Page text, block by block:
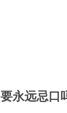
要永远忌口